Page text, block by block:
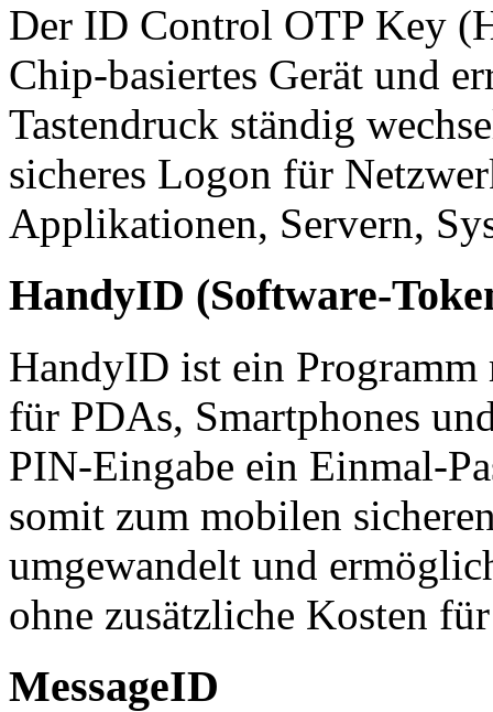
Der ID Control OTP Key
Chip-basiertes Gerät und
Tastendruck ständig
sicheres Logon für
Applikationen, Servern,
HandyID (Software-
HandyID ist ein
für PDAs, Smartphones
PIN-Eingabe ein Einmal-
somit zum mobilen
umgewandelt und
ohne zusätzliche Kosten
MessageID